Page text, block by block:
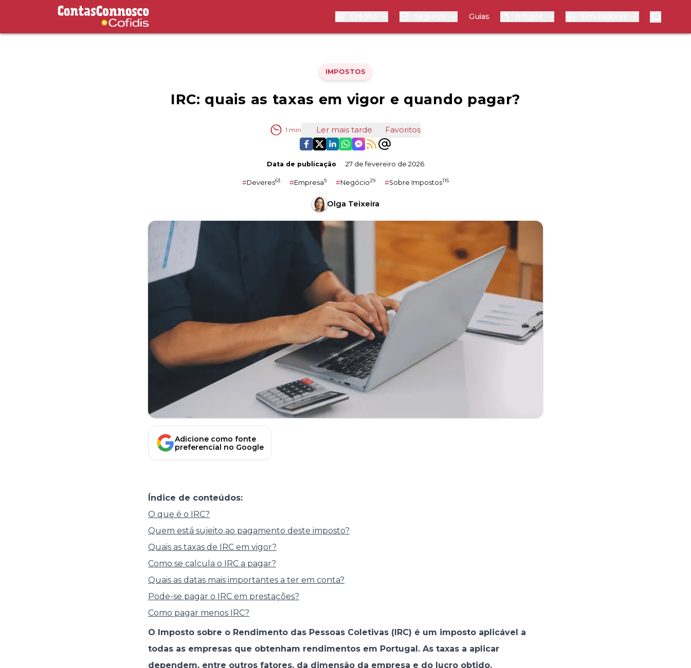
Contas Connosco by Cofidis Guias
IMPOSTOS
IRC: quais as taxas em vigor e quando pagar?
1 min Ler mais tarde Favoritos
Data de publicação 27 de fevereiro de 2026
#Deveres63 #Empresa9 #Negócio29 #Sobre Impostos115
Olga Teixeira
Adicione como fonte
preferencial no Google
Índice de conteúdos:
O que é o IRC?
Quem está sujeito ao pagamento deste imposto?
Quais as taxas de IRC em vigor?
Como se calcula o IRC a pagar?
Quais as datas mais importantes a ter em conta?
Pode-se pagar o IRC em prestações?
Como pagar menos IRC?
O Imposto sobre o Rendimento das Pessoas Coletivas (IRC) é um imposto aplicável a
todas as empresas que obtenham rendimentos em Portugal. As taxas a aplicar
dependem, entre outros fatores, da dimensão da empresa e do lucro obtido.